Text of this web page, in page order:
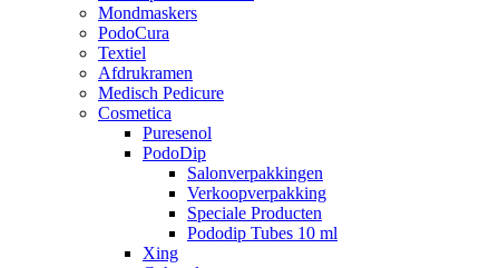
Mondmaskers
PodoCura
Textiel
Afdrukramen
Medisch Pedicure
Cosmetica
Puresenol
PodoDip
Salonverpakkingen
Verkoopverpakking
Speciale Producten
Pododip Tubes 10 ml
Xing